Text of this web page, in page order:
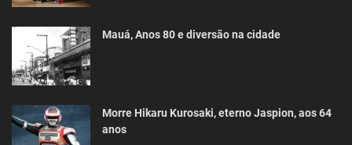
Mauá, Anos 80 e diversão na cidade
Morre Hikaru Kurosaki, eterno Jaspion, aos 64
anos